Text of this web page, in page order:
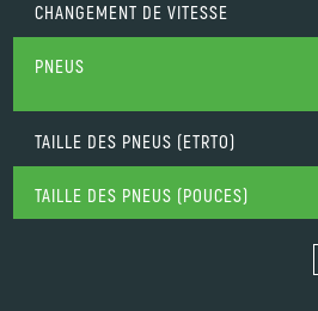
CHANGEMENT DE VITESSE
PNEUS
TAILLE DES PNEUS (ETRTO)
TAILLE DES PNEUS (POUCES)